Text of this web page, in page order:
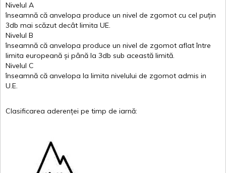
Nivelul A
înseamnă că anvelopa produce un nivel de zgomot cu cel puțin
3db mai scăzut decât limita UE.
Nivelul B
înseamnă că anvelopa produce un nivel de zgomot aflat între
limita europeană și până la 3db sub această limită.
Nivelul C
înseamnă că anvelopa la limita nivelului de zgomot admis in
U.E.
Clasificarea aderenței pe timp de iarnă: